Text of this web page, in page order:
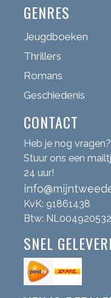
GENRES
Jeugdboeken
Thrillers
Romans
Geschiedenis
CONTACT
Heb je nog vragen?
Stuur ons een
24 uur!
KvK: 91861438
Btw:
SNEL